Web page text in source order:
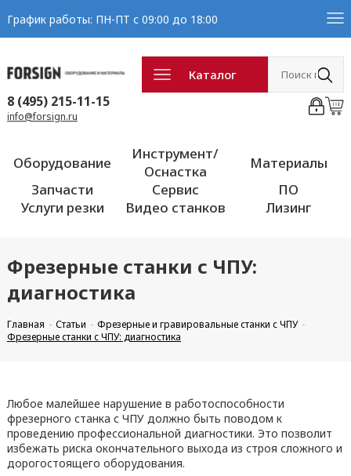
График работы: ПН-ПТ с 09:00 до 18:00
Каталог
8 (495) 215-11-15
info@forsign.ru
Оборудование
Инструмент/
Оснастка
Материалы
Запчасти
Сервис
ПО
Услуги резки
Видео станков Лизинг
Фрезерные станки с ЧПУ:
диагностика
Главная Статьи
Фрезерные и гравировальные станки с ЧПУ
Фрезерные станки с ЧПУ: диагностика
Любое малейшее нарушение в работоспособности
фрезерного станка с ЧПУ должно быть поводом к
проведению профессиональной диагностики. Это позволит
избежать риска окончательного выхода из строя сложного и
дорогостоящего оборудования.